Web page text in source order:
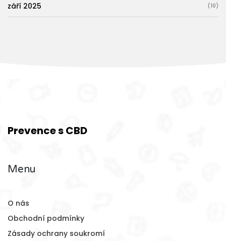
září 2025 (10)
Prevence s CBD
Menu
O nás
Obchodní podmínky
Zásady ochrany soukromí